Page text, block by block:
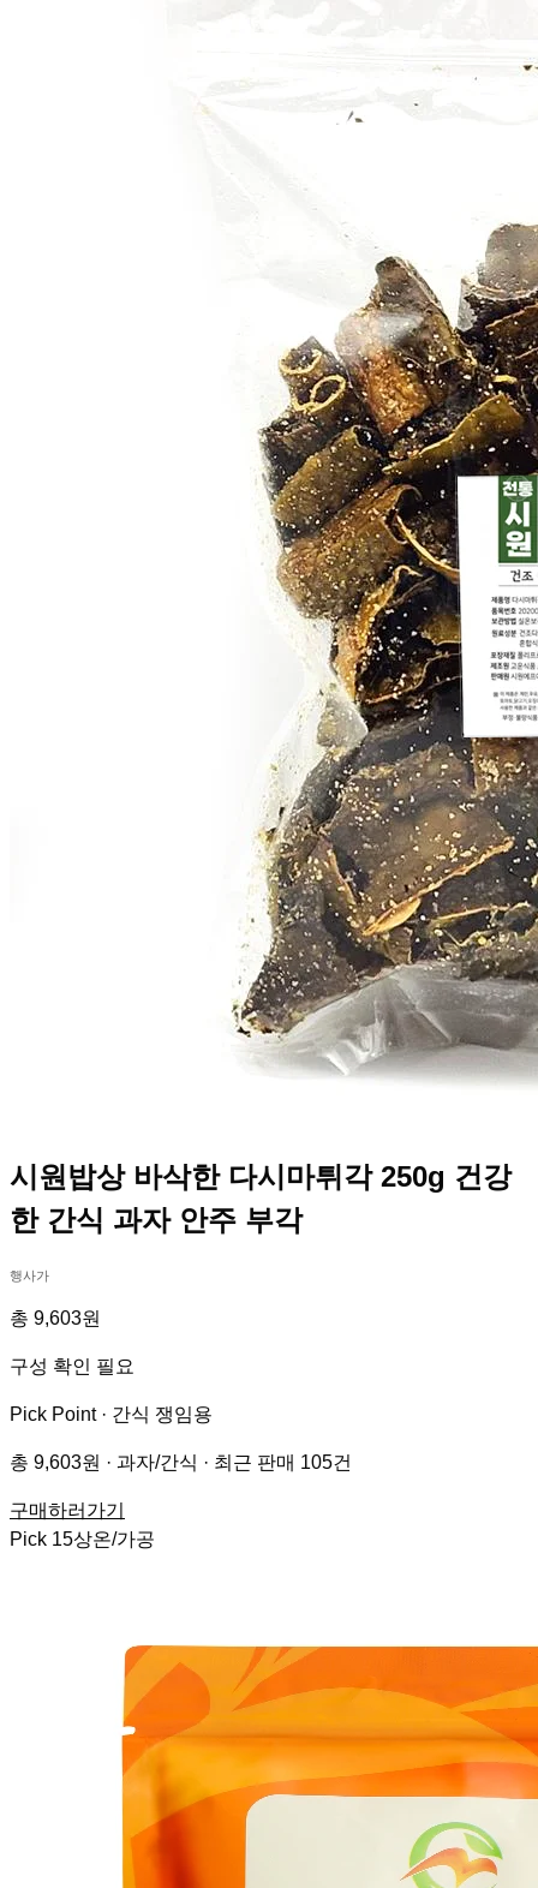
시원밥상 바삭한 다시마튀각 250g 건강
한 간식 과자 안주 부각
행사가
총 9,603원
구성 확인 필요
Pick Point · 간식 쟁임용
총 9,603원 · 과자/간식 · 최근 판매 105건
구매하러가기
Pick 15상온/가공